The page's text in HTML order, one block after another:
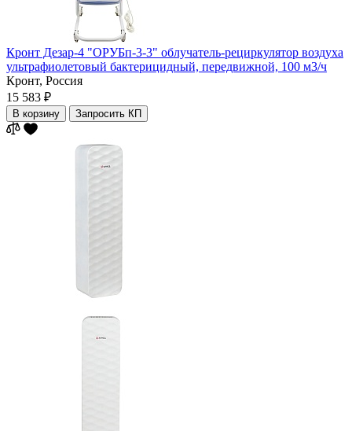
Кронт Дезар-4 "ОРУБп-3-3" облучатель-рециркулятор воздуха
ультрафиолетовый бактерицидный, передвижной, 100 м3/ч
Кронт, Россия
15 583 ₽
В корзину Запросить КП